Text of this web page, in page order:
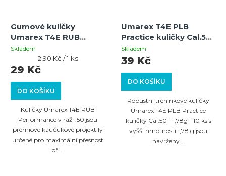
Gumové kuličky
Umarex T4E RUB
Performance cal. .50 –
1,08 g – 10 ks
Skladem
DO KOŠÍKU
29 Kč
Měrná
cena:
2,90 Kč / 1 ks
Kuličky Umarex T4E RUB
Performance v ráži .50 jsou
prémiové kaučukové projektily
určené pro maximální přesnost
při...
Umarex T4E PLB
Practice kuličky Cal.50
- 1,78g - 10 ks
Skladem
DO KOŠÍKU
39 Kč
Robustní tréninkové kuličky
Umarex T4E PLB Practice
kuličky Cal.50 - 1,78g - 10 ks s
vyšší hmotností 1,78 g jsou
navrženy...